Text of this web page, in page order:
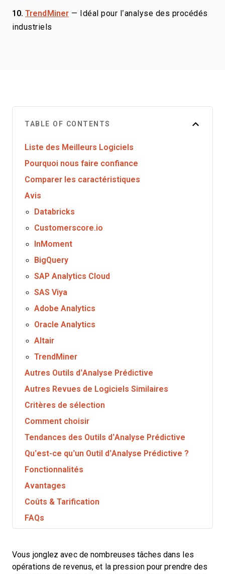
10. TrendMiner —
Idéal pour l’analyse des procédés
industriels
TABLE OF CONTENTS
Liste des Meilleurs Logiciels
Pourquoi nous faire confiance
Comparer les caractéristiques
Avis
Databricks
Customerscore.io
InMoment
BigQuery
SAP Analytics Cloud
SAS Viya
Adobe Analytics
Oracle Analytics
Altair
TrendMiner
Autres Outils d’Analyse Prédictive
Autres Revues de Logiciels Similaires
Critères de sélection
Comment choisir
Tendances des Outils d’Analyse Prédictive
Qu’est-ce qu’un Outil d’Analyse Prédictive ?
Fonctionnalités
Avantages
Coûts & Tarification
FAQs
Vous jonglez avec de nombreuses tâches dans les
opérations de revenus, et la pression pour prendre des